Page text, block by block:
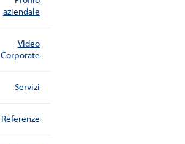
aziendale
Video
Corporate
Servizi
Referenze